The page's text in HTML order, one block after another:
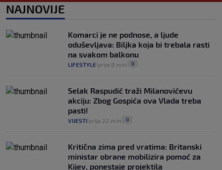
0
automobilom na Hvar iz Zagreba, a
koliko iz Osijeka
2. kol. 14
NAJNOVIJE
Komarci je ne podnose, a ljude
oduševljava: Biljka koja bi trebala rasti
na svakom balkonu
LIFESTYLE prije 8 min 0
Selak Raspudić traži Milanovićevu
akciju: Zbog Gospića ova Vlada treba
pasti!
VIJESTI prije 22 min 0
Kritična zima pred vratima: Britanski
ministar obrane mobilizira pomoć za
Kijev, ponestaje projektila